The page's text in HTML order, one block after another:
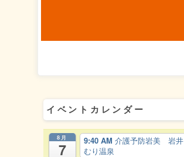
イベントカレンダー
8月
7
9:40 AM 介護予防岩美 岩井
むり温泉